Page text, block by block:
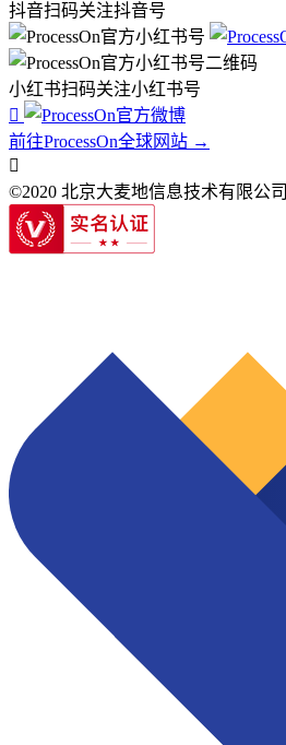
抖音扫码关注抖音号
小红书扫码关注小红书号

前往ProcessOn全球网站 →

©2020 北京大麦地信息技术有限公司